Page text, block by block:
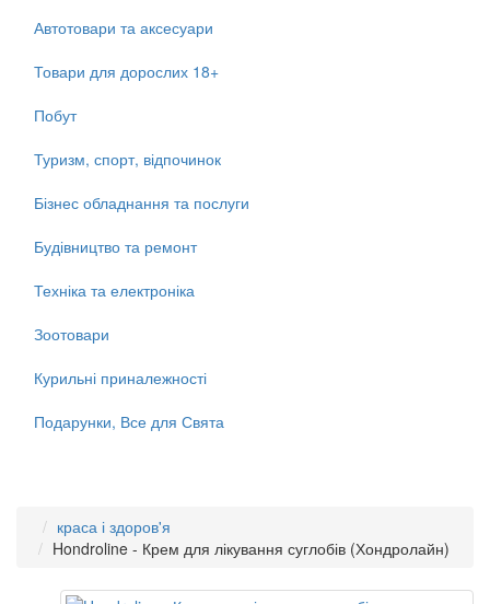
Автотовари та аксесуари
Товари для дорослих 18+
Побут
Туризм, спорт, відпочинок
Бізнес обладнання та послуги
Будівництво та ремонт
Техніка та електроніка
Зоотовари
Курильні приналежності
Подарунки, Все для Свята
краса і здоров'я
Hondroline - Крем для лікування суглобів (Хондролайн)